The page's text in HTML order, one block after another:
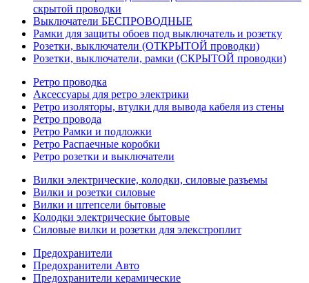
скрытой проводки
Выключатели БЕСПРОВОДНЫЕ
Рамки для защиты обоев под выключатель и розетку
Розетки, выключатели (ОТКРЫТОЙ проводки)
Розетки, выключатели, рамки (СКРЫТОЙ проводки)
Ретро проводка
Аксессуары для ретро электрики
Ретро изоляторы, втулки для вывода кабеля из стены
Ретро провода
Ретро Рамки и подложки
Ретро Распаечные коробки
Ретро розетки и выключатели
Вилки электрические, колодки, силовые разъемы
Вилки и розетки силовые
Вилки и штепсели бытовые
Колодки электрические бытовые
Силовые вилки и розетки для элекстроплит
Предохранители
Предохранители Авто
Предохранители керамические